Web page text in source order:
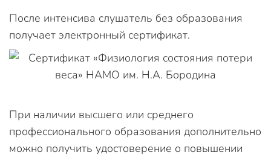
После интенсива слушатель без образования
получает электронный сертификат.
При наличии высшего или среднего
профессионального образования дополнительно
можно получить удостоверение о повышении